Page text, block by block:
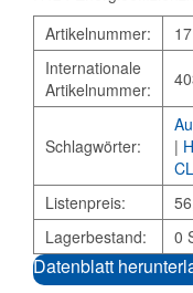
Artikelnummer:
Internationale
Artikelnummer:
Schlagwörter:
|
Listenpreis:
Lagerbestand:
0
Datenblatt